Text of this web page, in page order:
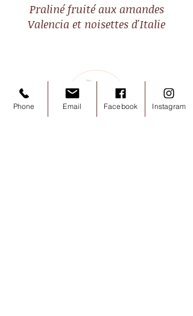
Praliné fruité aux amandes
Valencia et noisettes d'Italie
Phone Email Facebook Instagram